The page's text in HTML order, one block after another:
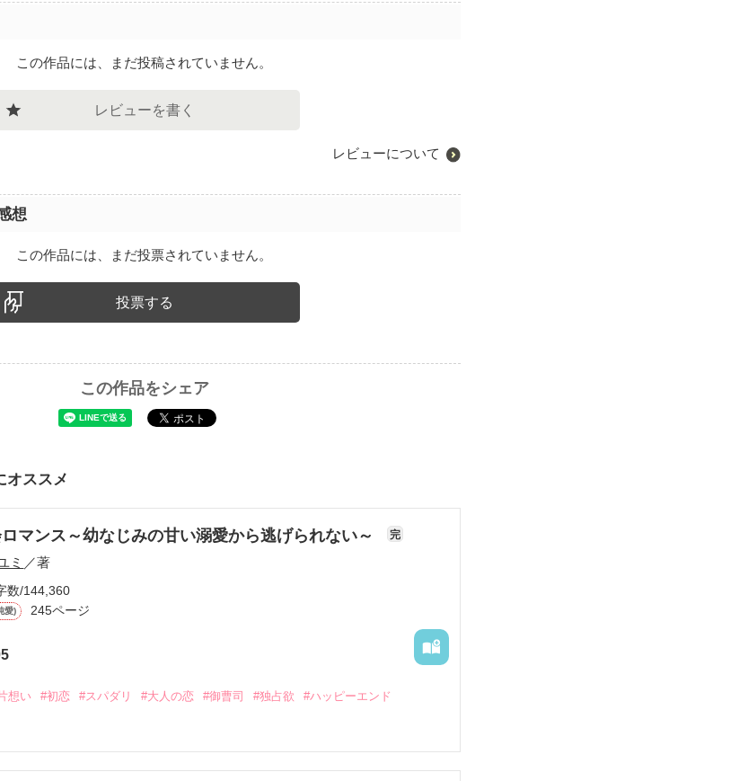
この作品には、まだ投稿されていません。
レビューを書く
レビューについて
想
この作品には、まだ投票されていません。
投票する
この作品をシェア
オススメ
マンス～幼なじみの甘い溺愛から逃げられない～ 完
ミ ／著
数/144,360
愛) 245ページ
想い #初恋 #スパダリ #大人の恋 #御曹司 #独占欲 #ハッピーエンド